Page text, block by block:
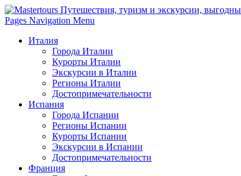
Pages Navigation Menu
Италия
Города Италии
Курорты Италии
Экскурсии в Италии
Регионы Италии
Достопримечательности
Испания
Города Испании
Регионы Испании
Курорты Испании
Экскурсии в Испании
Достопримечательности
Франция